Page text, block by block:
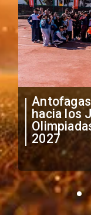
suma al
Mundiales